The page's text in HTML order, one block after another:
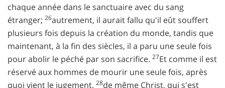
chaque année dans le sanctuaire avec du sang
étranger; 26autrement, il aurait fallu qu'il eût souffert
plusieurs fois depuis la création du monde, tandis que
maintenant, à la fin des siècles, il a paru une seule fois
pour abolir le péché par son sacrifice. 27Et comme il est
réservé aux hommes de mourir une seule fois, après
quoi vient le jugement, 28de même Christ, qui s'est